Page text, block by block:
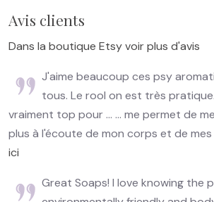
Avis clients
Dans la boutique Etsy voir plus d'avis
J'aime beaucoup ces psy
tous. Le rool on est très
vraiment top pour ... ... me permet de
plus à l'écoute de mon corps et de
ici
Great Soaps! I love knowing the